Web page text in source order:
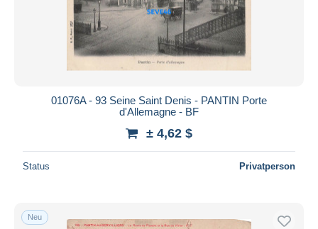
01076A - 93 Seine Saint Denis - PANTIN Porte
d'Allemagne - BF
± 4,62 $
Status Privatperson
Neu